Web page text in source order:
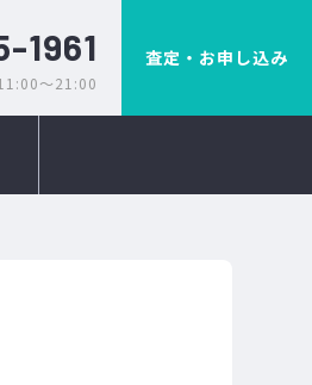
1961
～21:00
査定・お申し込み